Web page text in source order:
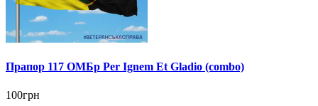
Прапор 117 ОМБр Per Ignem Et Gladio (combo)
100грн